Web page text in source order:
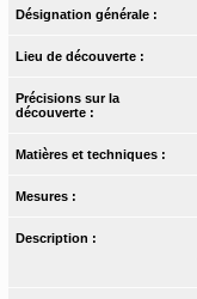
Désignation générale :
Lieu de découverte :
Précisions sur la
découverte :
Matières et techniques :
Mesures :
Description :